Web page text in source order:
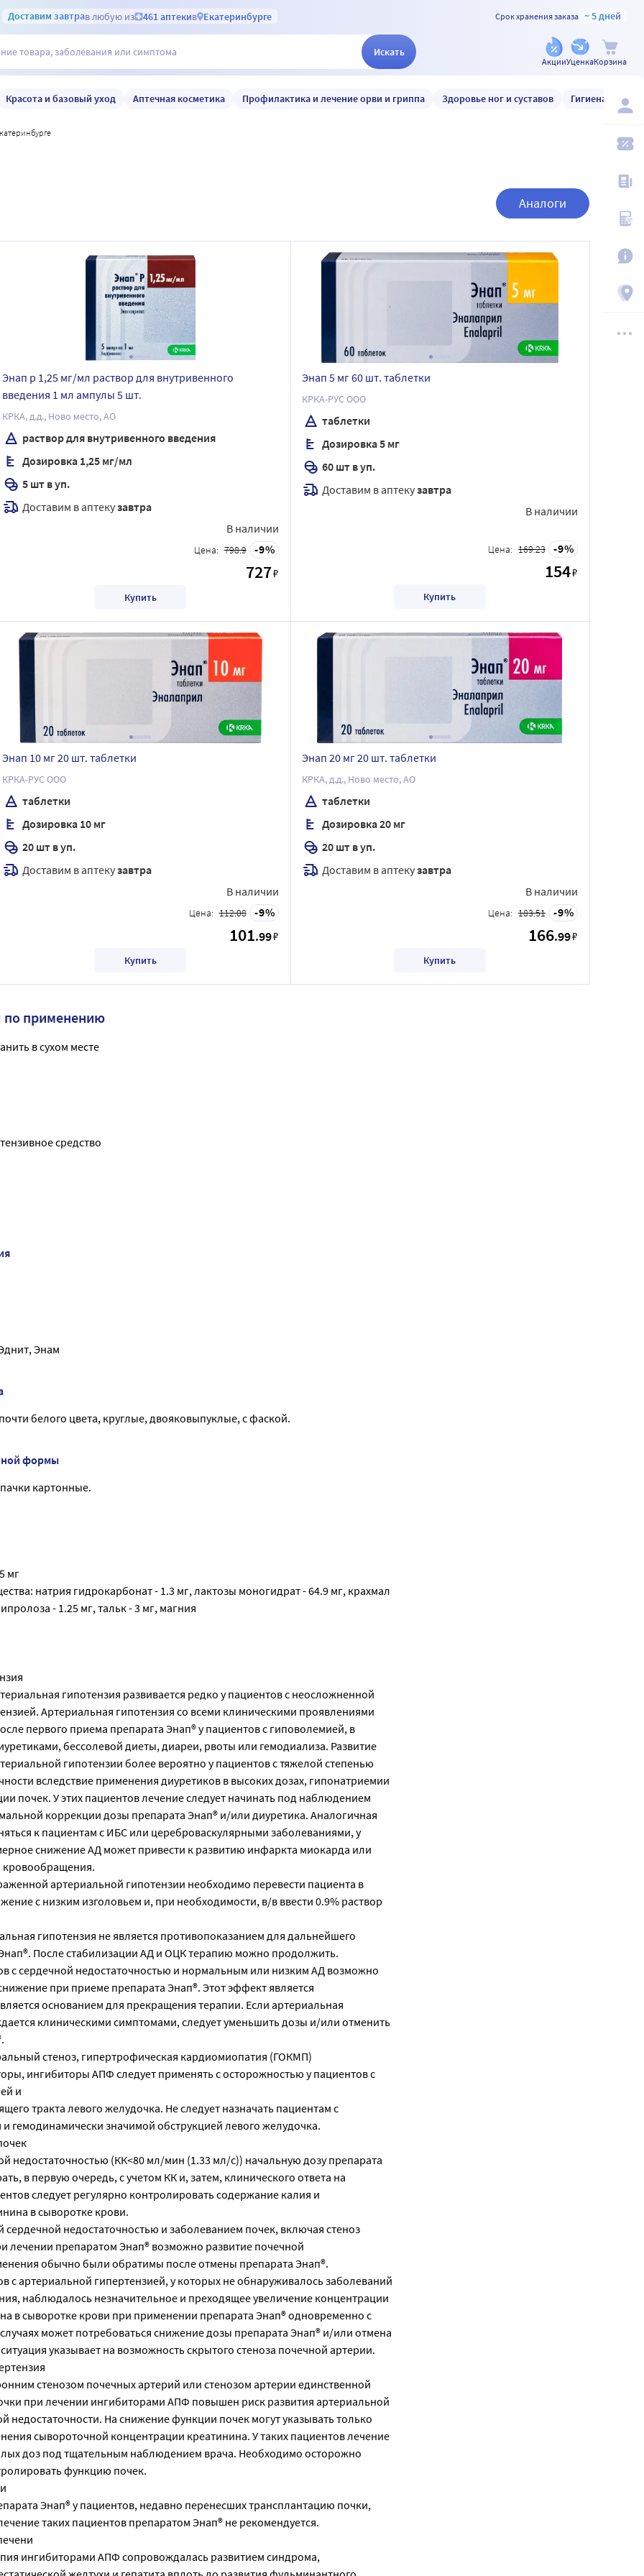
Доставим завтрав любую из 461 аптекив Екатеринбурге Срок хранения заказа ~ 5 дней
Искать
АкцииУценкаКорзина
Красота и базовый уход Аптечная косметика Профилактика и лечение орви и гриппа Здоровье ног и суставов Гигиена и уход
Аналоги
Энап p 1,25 мг/мл раствор для внутривенного
введения 1 мл ампулы 5 шт.
КРКА, д.д., Ново место, АО
раствор для внутривенного введения
Дозировка 1,25 мг/мл
5 шт в уп.
Доставим в аптекузавтра
В наличии
Цена: 798.9 9
727₽
Купить
Энап 5 мг 60 шт. таблетки
КРКА-РУС ООО
таблетки
Дозировка 5 мг
60 шт в уп.
Доставим в аптекузавтра
В наличии
Цена: 169.23 9
154₽
Купить
Энап 10 мг 20 шт. таблетки
КРКА-РУС ООО
таблетки
Дозировка 10 мг
20 шт в уп.
Доставим в аптекузавтра
В наличии
Цена: 112.08 9
101.99₽
Купить
Энап 20 мг 20 шт. таблетки
КРКА, д.д., Ново место, АО
таблетки
Дозировка 20 мг
20 шт в уп.
Доставим в аптекузавтра
В наличии
Цена: 183.51 9
166.99₽
Купить
по применению
в сухом месте
средство
Энам
белого цвета, круглые, двояковыпуклые, с фаской.
формы
картонные.
мг
натрия гидрокарбонат - 1.3 мг, лактозы моногидрат - 64.9 мг, крахмал
- 1.25 мг, тальк - 3 мг, магния
ренина. Если при этом развивается выраженное снижение АД, объясняемое подобным механизмом, его можно корректировать введением плазмозаменителей. Гиперкалиемия Может развиться во время лечения ингибиторами АПФ, в т.ч. препаратом Энап®. Факторами риска развития гиперкалиемии являются почечная недостаточность, пожилой возраст (старше 70 лет), сахарный диабет, некоторые сопутствующие состояния (снижение ОЦК, острая сердечная недостаточность в стадии декомпенсации, метаболический ацидоз), одновременное применение калийсберегающих диуретиков (спиронолактон, эплеренон, триамтерен, амилорид), а также препаратов калия или калийсодержаших заменителей и применение других препаратов, способствующих повышению содержания калия в плазме крови (например, гепарин). Применение препаратов калия, калийсберегающих диуретиков и заменителей пищевой соли, содержащих калий, может привести к значительному увеличению сывороточного содержания калия, особенно у пациентов с нарушенной функцией почек. Гиперкалиемия может привести к серьезным нарушениям сердечного ритма, иногда с летальным исходом. Одновременное применение перечисленных выше препаратов необходимо проводить с осторожностью под контролем содержания калия в сыворотке крови. Литий Одновременное применение солей лития и препарата Энап® не рекомендуется. Этнические особенности Препарат Энап®, как и другие ингибиторы АПФ, оказывает менее выраженное антигипертензивное действие у пациентов негроидной расы по